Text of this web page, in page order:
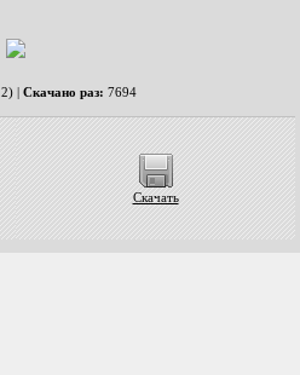
| Скачано раз: 7694
Скачать